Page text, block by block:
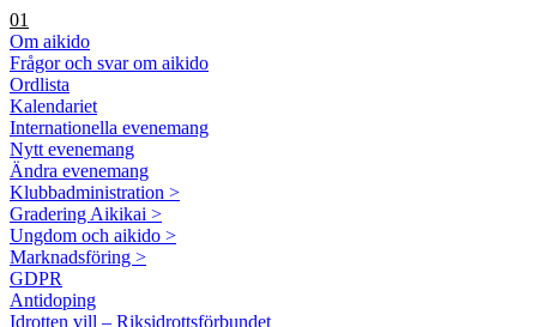
01
Om aikido
Frågor och svar om aikido
Ordlista
Kalendariet
Internationella evenemang
Nytt evenemang
Ändra evenemang
Klubbadministration >
Gradering Aikikai >
Ungdom och aikido >
Marknadsföring >
GDPR
Antidoping
Idrotten vill – Riksidrottsförbundet